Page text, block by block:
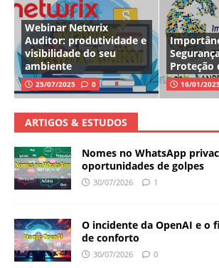
Webinar Netwrix
Auditor: produtividade e
visibilidade do seu
ambiente
25/07/2025 0
Proteção
16/01/
ARTIGOS & ESTUDOS
Nomes no WhatsApp
oportunidades de golpes
30/07/2026 1
O incidente da OpenAI e o
de conforto
30/07/2026 0